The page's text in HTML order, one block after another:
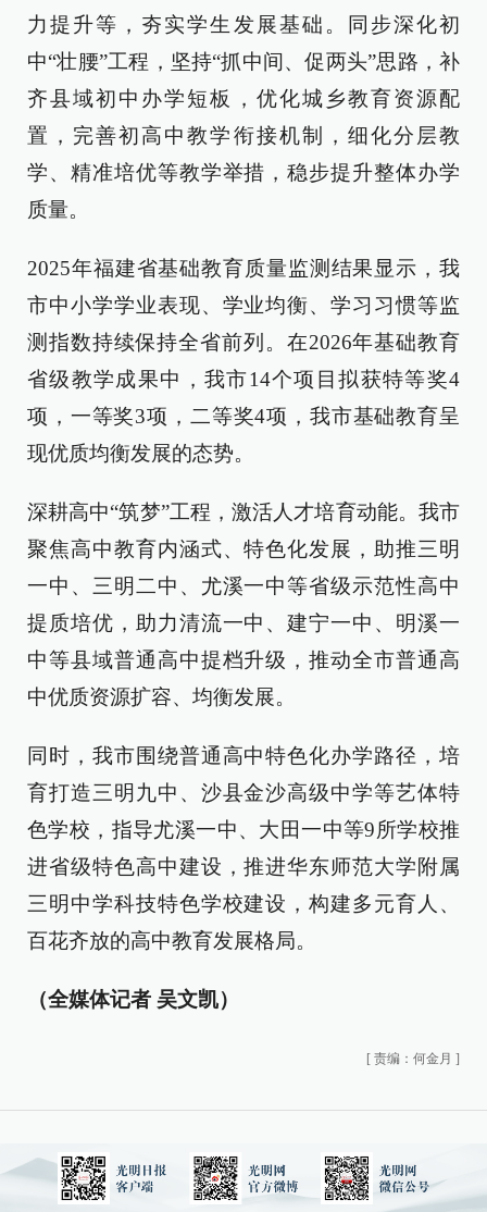
力提升等，夯实学生发展基础。同步深化初
中“壮腰”工程，坚持“抓中间、促两头”思路，补
齐县域初中办学短板，优化城乡教育资源配
置，完善初高中教学衔接机制，细化分层教
学、精准培优等教学举措，稳步提升整体办学
质量。
2025年福建省基础教育质量监测结果显示，我
市中小学学业表现、学业均衡、学习习惯等监
测指数持续保持全省前列。在2026年基础教育
省级教学成果中，我市14个项目拟获特等奖4
项，一等奖3项，二等奖4项，我市基础教育呈
现优质均衡发展的态势。
深耕高中“筑梦”工程，激活人才培育动能。我市
聚焦高中教育内涵式、特色化发展，助推三明
一中、三明二中、尤溪一中等省级示范性高中
提质培优，助力清流一中、建宁一中、明溪一
中等县域普通高中提档升级，推动全市普通高
中优质资源扩容、均衡发展。
同时，我市围绕普通高中特色化办学路径，培
育打造三明九中、沙县金沙高级中学等艺体特
色学校，指导尤溪一中、大田一中等9所学校推
进省级特色高中建设，推进华东师范大学附属
三明中学科技特色学校建设，构建多元育人、
百花齐放的高中教育发展格局。
（全媒体记者 吴文凯）
[ 责编：何金月 ]